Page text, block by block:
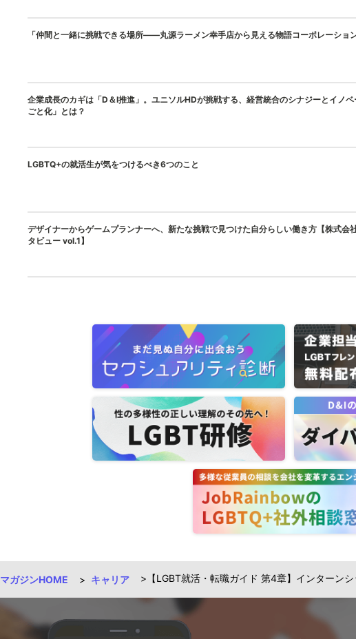
「仲間と一緒に挑戦できる場所——丸源ラーメン幸手店から見える物語コーポレーショ
企業成長のカギは「D＆I推進」。ユニソルHDが挑戦する、経営統合のシナジーとイノ
ごと化」とは？
LGBTQ+の就活生が気をつけるべき6つのこと
デザイナーからゲームプランナーへ、新たな挑戦で見つけた自分らしい働き方【株式会
タビュー vol.1】
マガジンHOME キャリア 【LGBT就活・転職ガイド 第4章】インターン